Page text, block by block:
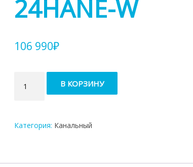
24HANE-W
106 990₽
товара
Канальный
MRK-
24HANE-
В КОРЗИНУ
Категория: Канальный